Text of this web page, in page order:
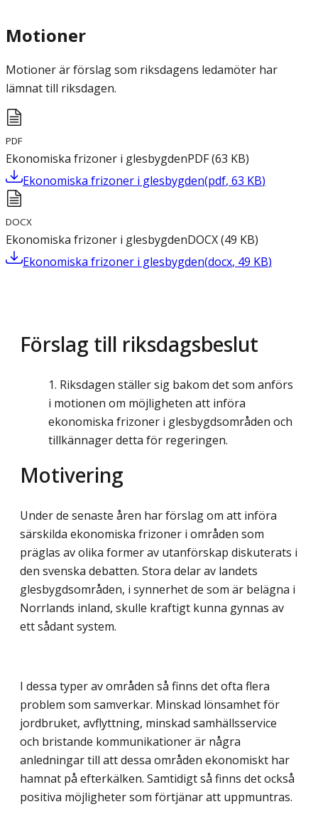
Motioner
Motioner är förslag som riksdagens ledamöter har
lämnat till riksdagen.
PDF
Ekonomiska frizoner i glesbygdenPDF(63 KB)
Ekonomiska frizoner i glesbygden(pdf, 63 KB)
DOCX
Ekonomiska frizoner i glesbygdenDOCX(49 KB)
Ekonomiska frizoner i glesbygden(docx, 49 KB)
Förslag till riksdagsbeslut
Riksdagen ställer sig bakom det som anförs
i motionen om möjligheten att införa
ekonomiska frizoner i glesbygdsområden och
tillkännager detta för regeringen.
Motivering
Under de senaste åren har förslag om att införa
särskilda ekonomiska frizoner i områden som
präglas av olika former av utanförskap diskuterats i
den svenska debatten. Stora delar av landets
glesbygdsområden, i synnerhet de som är belägna i
Norrlands inland, skulle kraftigt kunna gynnas av
ett sådant system.
I dessa typer av områden så finns det ofta flera
problem som samverkar. Minskad lönsamhet för
jordbruket, avflyttning, minskad samhällsservice
och bristande kommunikationer är några
anledningar till att dessa områden ekonomiskt har
hamnat på efterkälken. Samtidigt så finns det också
positiva möjligheter som förtjänar att uppmuntras.